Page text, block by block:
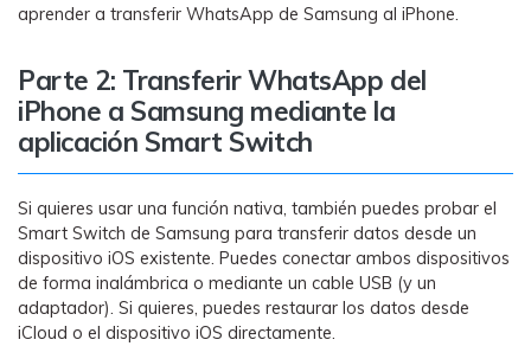
aprender a transferir WhatsApp de Samsung al iPhone.
Parte 2: Transferir WhatsApp del
iPhone a Samsung mediante la
aplicación Smart Switch
Si quieres usar una función nativa, también puedes probar el
Smart Switch de Samsung para transferir datos desde un
dispositivo iOS existente. Puedes conectar ambos dispositivos
de forma inalámbrica o mediante un cable USB (y un
adaptador). Si quieres, puedes restaurar los datos desde
iCloud o el dispositivo iOS directamente.